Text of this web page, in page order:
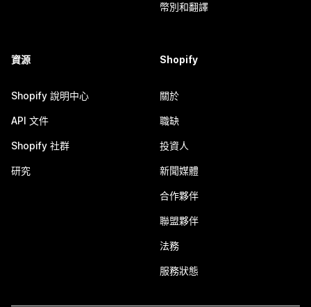
幣別和翻譯
資源
Shopify 說明中心
API 文件
Shopify 社群
研究
Shopify
關於
職缺
投資人
新聞媒體
合作夥伴
聯盟夥伴
法務
服務狀態